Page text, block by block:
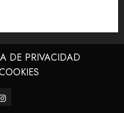
DE PRIVACIDAD